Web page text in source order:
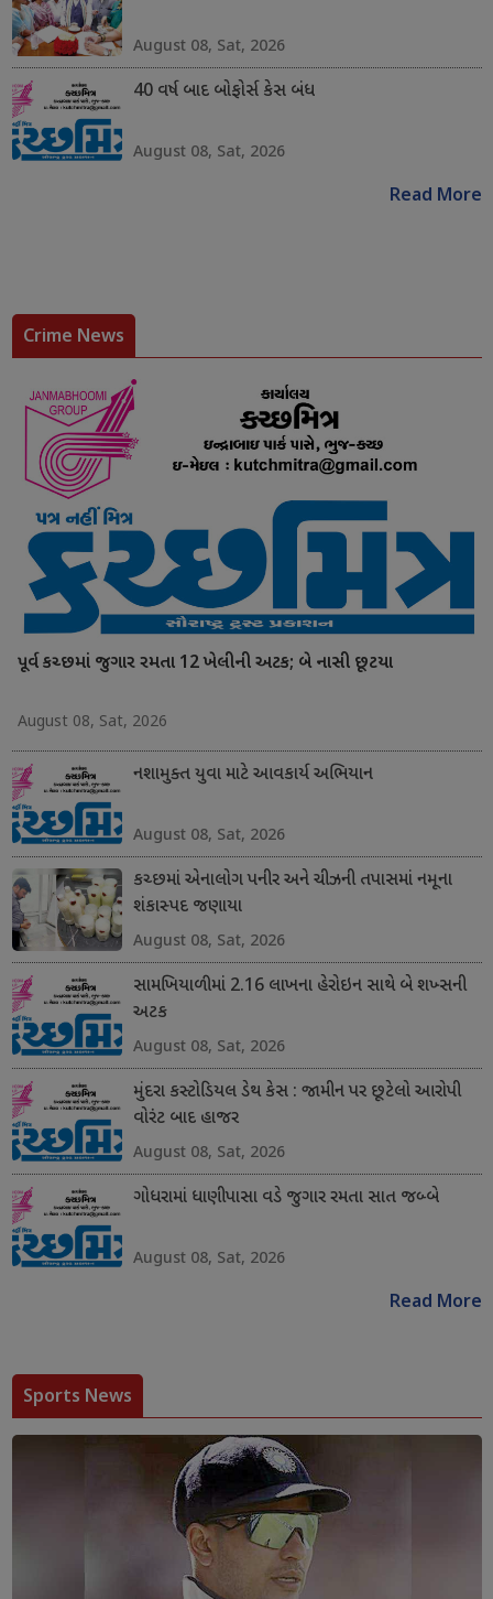
August 08, Sat, 2026
40 વર્ષ બાદ બોફોર્સ કેસ બંધ
August 08, Sat, 2026
Read More
Crime News
પૂર્વ કચ્છમાં જુગાર રમતા 12 ખેલીની અટક; બે નાસી છૂટયા
August 08, Sat, 2026
નશામુક્ત યુવા માટે આવકાર્ય અભિયાન
August 08, Sat, 2026
કચ્છમાં એનાલોગ પનીર અને ચીઝની તપાસમાં નમૂના
શંકાસ્પદ જણાયા
August 08, Sat, 2026
સામખિયાળીમાં 2.16 લાખના હેરોઇન સાથે બે શખ્સની
અટક
August 08, Sat, 2026
મુંદરા કસ્ટોડિયલ ડેથ કેસ : જામીન પર છૂટેલો આરોપી
વોરંટ બાદ હાજર
August 08, Sat, 2026
ગોધરામાં ધાણીપાસા વડે જુગાર રમતા સાત જબ્બે
August 08, Sat, 2026
Read More
Sports News